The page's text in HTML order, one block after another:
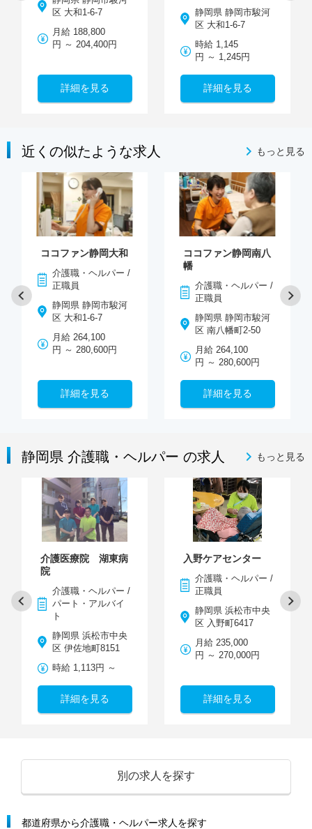
区 大和1-6-7
月給 188,800
円 ～ 204,400円
詳細を見る
静岡県 静岡市駿河
区 大和1-6-7
時給 1,145
円 ～ 1,245円
詳細を見る
近くの似たような求人 もっと見る
ココファン静岡大和
介護職・ヘルパー /
正職員
静岡県 静岡市駿河
区 大和1-6-7
月給 264,100
円 ～ 280,600円
詳細を見る
ココファン静岡南八
幡
介護職・ヘルパー /
正職員
静岡県 静岡市駿河
区 南八幡町2-50
月給 264,100
円 ～ 280,600円
詳細を見る
静岡県 介護職・ヘルパー の求人 もっと見る
介護医療院 湖東病
院
介護職・ヘルパー /
パート・アルバイ
ト
静岡県 浜松市中央
区 伊佐地町8151
時給 1,113円 ～
詳細を見る
入野ケアセンター
介護職・ヘルパー /
正職員
静岡県 浜松市中央
区 入野町6417
月給 235,000
円 ～ 270,000円
詳細を見る
別の求人を探す
都道府県から介護職・ヘルパー求人を探す